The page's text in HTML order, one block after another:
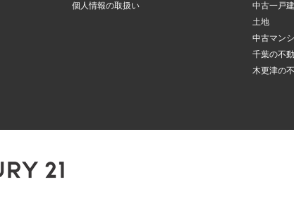
個人情報の取扱い
中古一戸
土地
中古マン
千葉の不
木更津の